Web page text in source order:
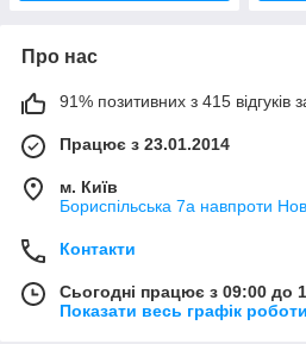
Про нас
91% позитивних з 415 відгуків
Працює з 23.01.2014
м. Київ
Бориспільська 7а навпроти
Контакти
Сьогодні працює з 09:00 до
Показати весь графік роботи